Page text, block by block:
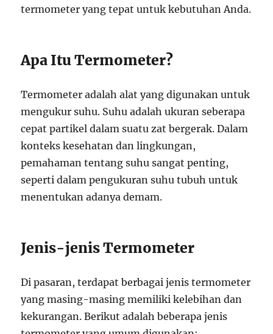
termometer yang tepat untuk kebutuhan Anda.
Apa Itu Termometer?
Termometer adalah alat yang digunakan untuk
mengukur suhu. Suhu adalah ukuran seberapa
cepat partikel dalam suatu zat bergerak. Dalam
konteks kesehatan dan lingkungan,
pemahaman tentang suhu sangat penting,
seperti dalam pengukuran suhu tubuh untuk
menentukan adanya demam.
Jenis-jenis Termometer
Di pasaran, terdapat berbagai jenis termometer
yang masing-masing memiliki kelebihan dan
kekurangan. Berikut adalah beberapa jenis